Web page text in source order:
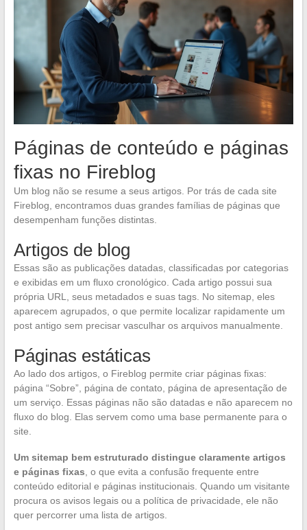
Páginas de conteúdo e páginas
fixas no Fireblog
Um blog não se resume a seus artigos. Por trás de cada site
Fireblog, encontramos duas grandes famílias de páginas que
desempenham funções distintas.
Artigos de blog
Essas são as publicações datadas, classificadas por categorias
e exibidas em um fluxo cronológico. Cada artigo possui sua
própria URL, seus metadados e suas tags. No sitemap, eles
aparecem agrupados, o que permite localizar rapidamente um
post antigo sem precisar vasculhar os arquivos manualmente.
Páginas estáticas
Ao lado dos artigos, o Fireblog permite criar páginas fixas:
página “Sobre”, página de contato, página de apresentação de
um serviço. Essas páginas não são datadas e não aparecem no
fluxo do blog. Elas servem como uma base permanente para o
site.
Um sitemap bem estruturado distingue claramente artigos
e páginas fixas , o que evita a confusão frequente entre
conteúdo editorial e páginas institucionais. Quando um visitante
procura os avisos legais ou a política de privacidade, ele não
quer percorrer uma lista de artigos.